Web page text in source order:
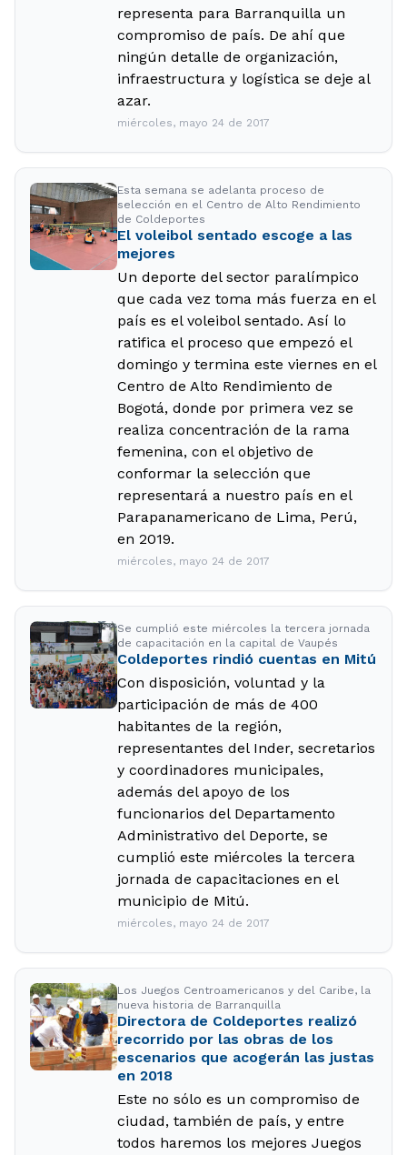
representa para Barranquilla un
compromiso de país. De ahí que
ningún detalle de organización,
infraestructura y logística se deje al
azar.
miércoles, mayo 24 de 2017
Esta semana se adelanta proceso de
selección en el Centro de Alto Rendimiento
de Coldeportes
El voleibol sentado escoge a las
mejores
Un deporte del sector paralímpico
que cada vez toma más fuerza en el
país es el voleibol sentado. Así lo
ratifica el proceso que empezó el
domingo y termina este viernes en el
Centro de Alto Rendimiento de
Bogotá, donde por primera vez se
realiza concentración de la rama
femenina, con el objetivo de
conformar la selección que
representará a nuestro país en el
Parapanamericano de Lima, Perú,
en 2019.
miércoles, mayo 24 de 2017
Se cumplió este miércoles la tercera jornada
de capacitación en la capital de Vaupés
Coldeportes rindió cuentas en Mitú
Con disposición, voluntad y la
participación de más de 400
habitantes de la región,
representantes del Inder, secretarios
y coordinadores municipales,
además del apoyo de los
funcionarios del Departamento
Administrativo del Deporte, se
cumplió este miércoles la tercera
jornada de capacitaciones en el
municipio de Mitú.
miércoles, mayo 24 de 2017
Los Juegos Centroamericanos y del Caribe, la
nueva historia de Barranquilla
Directora de Coldeportes realizó
recorrido por las obras de los
escenarios que acogerán las justas
en 2018
Este no sólo es un compromiso de
ciudad, también de país, y entre
todos haremos los mejores Juegos